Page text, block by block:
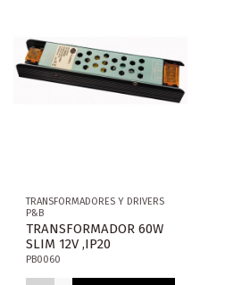
TRANSFORMADORES Y DRIVERS
P&B
TRANSFORMADOR 60W
SLIM 12V ,IP20
PB0060